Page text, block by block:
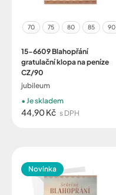
70 75 80 85 90
15-6609 Blahopřání
gratulační klopa na peníze
CZ/90
jubileum
44,90 Kč s DPH
Je skladem
Novinka